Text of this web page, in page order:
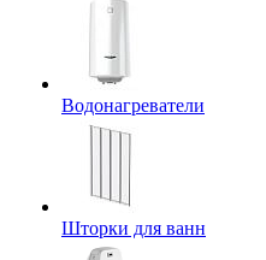
Водонагреватели
Шторки для ванн